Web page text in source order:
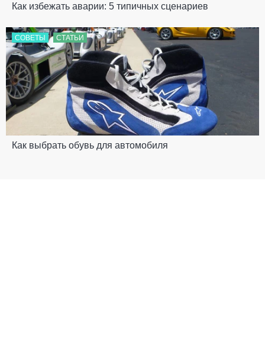
Как избежать аварии: 5 типичных сценариев
СОВЕТЫ СТАТЬИ
Как выбрать обувь для автомобиля